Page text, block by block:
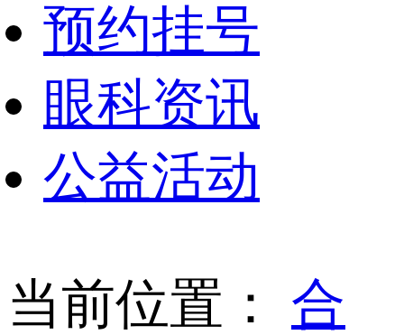
预约挂号
眼科资讯
公益活动
当前位置： 合